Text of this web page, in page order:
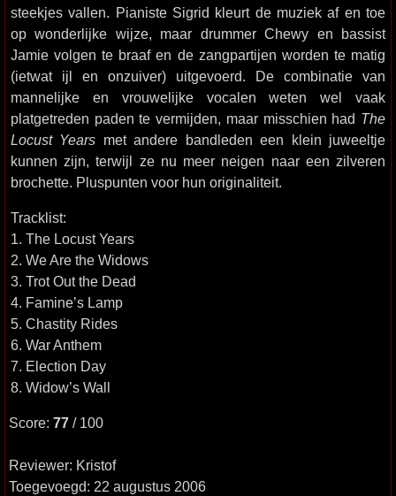
steekjes vallen. Pianiste Sigrid kleurt de muziek af en toe
op wonderlijke wijze, maar drummer Chewy en bassist
Jamie volgen te braaf en de zangpartijen worden te matig
(ietwat ijl en onzuiver) uitgevoerd. De combinatie van
mannelijke en vrouwelijke vocalen weten wel vaak
platgetreden paden te vermijden, maar misschien had The
Locust Years met andere bandleden een klein juweeltje
kunnen zijn, terwijl ze nu meer neigen naar een zilveren
brochette. Pluspunten voor hun originaliteit.
Tracklist:
1. The Locust Years
2. We Are the Widows
3. Trot Out the Dead
4. Famine’s Lamp
5. Chastity Rides
6. War Anthem
7. Election Day
8. Widow’s Wall
Score: 77 / 100
Reviewer: Kristof
Toegevoegd: 22 augustus 2006